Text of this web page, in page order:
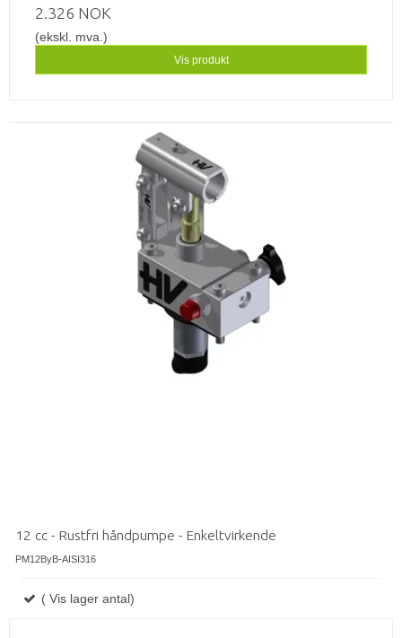
2.326 NOK
(ekskl. mva.)
Vis produkt
12 cc - Rustfri håndpumpe - Enkeltvirkende
PM12ByB-AISI316
( Vis lager antal)